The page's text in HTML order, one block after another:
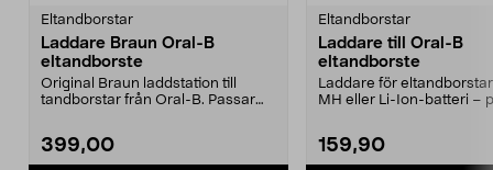
Eltandborstar
Laddare Braun Oral-B
eltandborste
Original Braun laddstation till
tandborstar från Oral-B. Passar
399,00
Eltandborstar
Laddare till Oral-B
eltandborste
Laddare för
MH eller Li-Ion-batteri –
159,90